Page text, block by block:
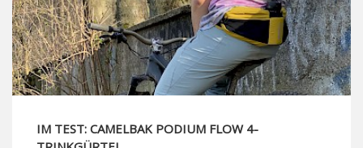
IM TEST: CAMELBAK PODIUM FLOW 4-